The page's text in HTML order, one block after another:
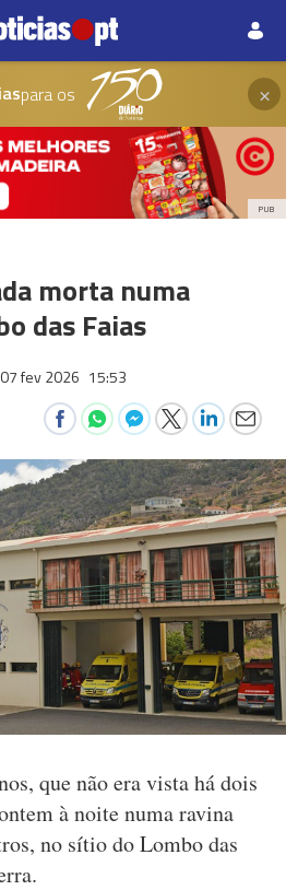
para os ×
PUB
morta numa
das Faias
07 fev 2026 15:53
que não era vista há dois
à noite numa ravina
no sítio do Lombo das